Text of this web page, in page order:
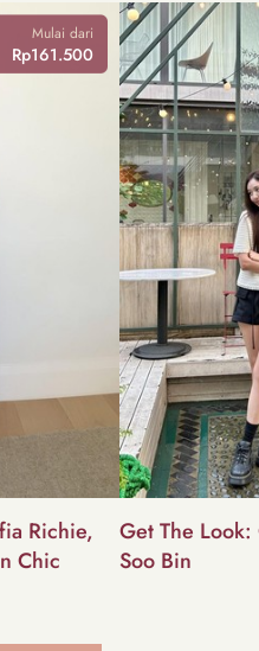
Mulai dari
Rp161.500
Richie,
Chic
Get The Look:
Soo Bin